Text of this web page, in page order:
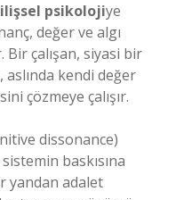
psikolojiye
değer ve algı
çalışan, siyasi bir
aslında kendi değer
çözmeye çalışır.
dissonance)
baskısına
yandan adalet